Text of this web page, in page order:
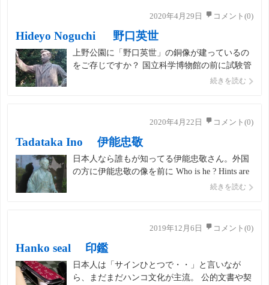
2020年4月29日 コメント(0)
Hideyo Noguchi 野口英世
上野公園に「野口英世」の銅像が建っているの
をご存じですか？ 国立科学博物館の前に試験管
を手に実験中の野口英世の銅像があります。
続きを読む
2020年4月22日 コメント(0)
Tadataka Ino 伊能忠敬
日本人なら誰もが知ってる伊能忠敬さん。外国
の方に伊能忠敬の像を前に Who is he ? Hints are
a cane he holds and Map of Japan behind him. 「こ
続きを読む
2019年12月6日 コメント(0)
Hanko seal 印鑑
日本人は「サインひとつで・・」と言いなが
ら、まだまだハンコ文化が主流。 公的文書や契